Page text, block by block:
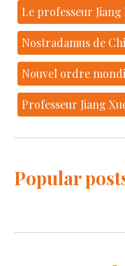
Le professeur Jiang
Nostradamus de
Nouvel ordre
Professeur Jiang
Popular